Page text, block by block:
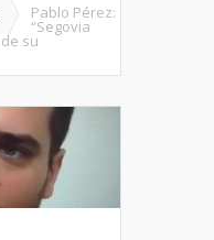
Pablo Pérez:
“Segovia
su